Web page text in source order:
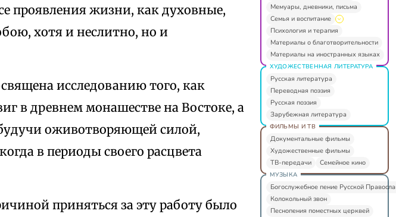
проявления жизни, как духовные,
хотя и неслитно, но и
исследованию того, как
в древнем монашестве на Востоке, а
оживотворяющей силой,
в периоды своего расцвета
приняться за эту работу было
Мемуары, дневники, письма
Семья и воспитание
Психология и терапия
Материалы о благотворительности
Материалы на иностранных языках
ХУДОЖЕСТВЕННАЯ ЛИТЕРАТУРА
Русская литература
Переводная поэзия
Русская поэзия
Зарубежная литература
ФИЛЬМЫ И ТВ
Документальные фильмы
Художественные фильмы
ТВ-передачи
Семейное кино
МУЗЫКА
Богослужебное пение Русской
Колокольный звон
Песнопения поместных церквей